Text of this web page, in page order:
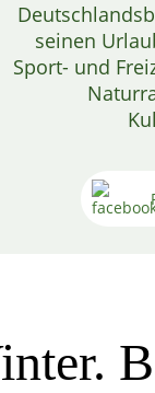
seinen
Sport- und